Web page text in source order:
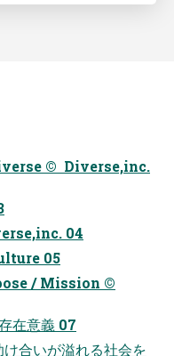
© ︎ Diverse,inc.
04
05
/ Mission ©︎
在意義 07
合いが溢れる社会を